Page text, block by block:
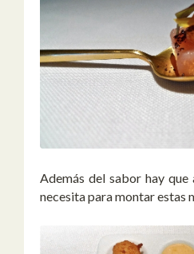
Además del sabor hay
necesita para montar estas